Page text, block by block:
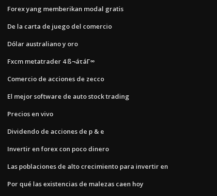
Forex yang memberikan modal gratis
De la carta de juego del comercio
Dólar australiano y oro
Fxcm metatrader 4 ß¬áτáΓ∞
Comercio de acciones de zecco
El mejor software de auto stock trading
Precios en vivo
Dividendo de acciones de p & e
Invertir en forex con poco dinero
Las poblaciones de alto crecimiento para invertir en
Por qué las existencias de malezas caen hoy